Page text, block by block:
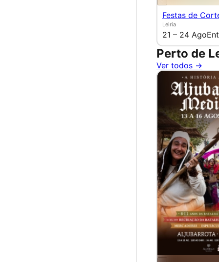
Festas de
Leiria
21 – 24 Ago
Perto de
Ver todos →